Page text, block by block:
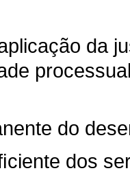
da
do
dos